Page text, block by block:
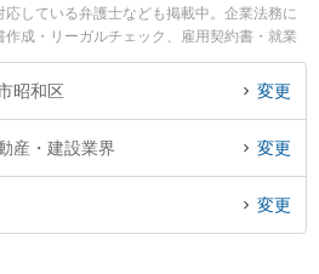
している弁護士なども掲載中。企業法務に
成・リーガルチェック、雇用契約書・就業
み検索もでき便利です。特にさんさん法律
・ミコト法律事務所の牧野 洋逸弁護士、イリ
談したい』『不動産・建設業界のトラブル解
したい』『初回相談無料で不動産・建設業
区内の弁護士に相談予約したい』などでお困
昭和区 変更
産・建設業界 変更
変更